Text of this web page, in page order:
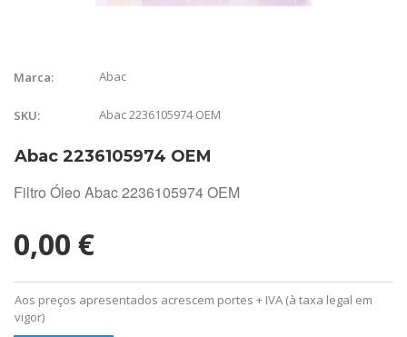
Marca: Abac
SKU: Abac 2236105974 OEM
Abac 2236105974 OEM
Filtro Óleo Abac 2236105974 OEM
0,00 €
Aos preços apresentados acrescem portes + IVA (à taxa legal em
vigor)